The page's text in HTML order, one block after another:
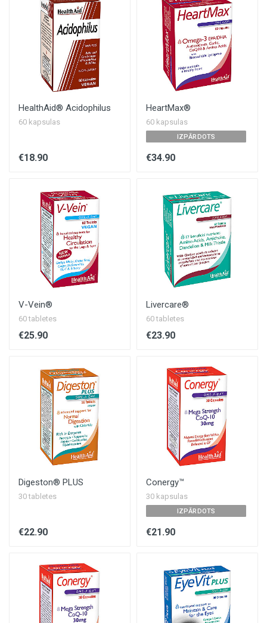
HealthAid®️ Acidophilus
60 kapsulas
€18.90
HeartMax®
60 kapsulas
IZPĀRDOTS
€34.90
V-Vein®
60 tabletes
€25.90
Livercare®
60 tabletes
€23.90
Digeston® PLUS
30 tabletes
€22.90
Conergy™
30 kapsulas
IZPĀRDOTS
€21.90